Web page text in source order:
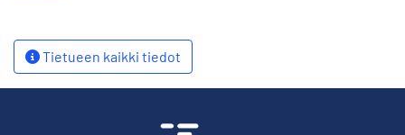
Tietueen kaikki tiedot